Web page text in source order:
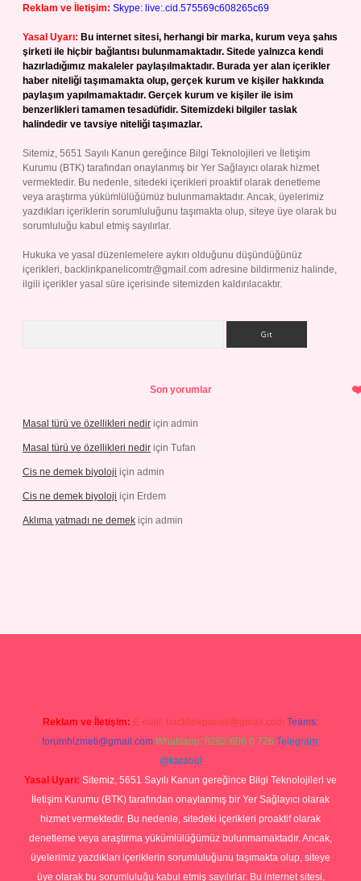
Reklam ve İletişim: Skype: live:.cid.575569c608265c69
Yasal Uyarı: Bu internet sitesi, herhangi bir marka, kurum veya şahıs
şirketi ile hiçbir bağlantısı bulunmamaktadır. Sitede yalnızca kendi
hazırladığımız makaleler paylaşılmaktadır. Burada yer alan içerikler
haber niteliği taşımamakta olup, gerçek kurum ve kişiler hakkında
paylaşım yapılmamaktadır. Gerçek kurum ve kişiler ile isim
benzerlikleri tamamen tesadüfidir. Sitemizdeki bilgiler taslak
halindedir ve tavsiye niteliği taşımazlar.
Sitemiz, 5651 Sayılı Kanun gereğince Bilgi Teknolojileri ve İletişim
Kurumu (BTK) tarafından onaylanmış bir Yer Sağlayıcı olarak hizmet
vermektedir. Bu nedenle, sitedeki içerikleri proaktif olarak denetleme
veya araştırma yükümlülüğümüz bulunmamaktadır. Ancak, üyelerimiz
yazdıkları içeriklerin sorumluluğunu taşımakta olup, siteye üye olarak bu
sorumluluğu kabul etmiş sayılırlar.
Hukuka ve yasal düzenlemelere aykırı olduğunu düşündüğünüz
içerikleri, backlinkpanelicomtr@gmail.com adresine bildirmeniz halinde,
ilgili içerikler yasal süre içerisinde sitemizden kaldırılacaktır.
Son yorumlar
Masal türü ve özellikleri nedir için admin
Masal türü ve özellikleri nedir için Tufan
Cis ne demek biyoloji için admin
Cis ne demek biyoloji için Erdem
Aklıma yatmadı ne demek için admin
Reklam ve İletişim: E-mail: backlinkpaneli@gmail.com Teams:
forumhizmeti@gmail.com Whatsapp: 0262 606 0 726 Telegram:
@karabul
Yasal Uyarı: Sitemiz, 5651 Sayılı Kanun gereğince Bilgi Teknolojileri ve
İletişim Kurumu (BTK) tarafından onaylanmış bir Yer Sağlayıcı olarak
hizmet vermektedir. Bu nedenle, sitedeki içerikleri proaktif olarak
denetleme veya araştırma yükümlülüğümüz bulunmamaktadır. Ancak,
üyelerimiz yazdıkları içeriklerin sorumluluğunu taşımakta olup, siteye
üye olarak bu sorumluluğu kabul etmiş sayılırlar. Bu internet sitesi,